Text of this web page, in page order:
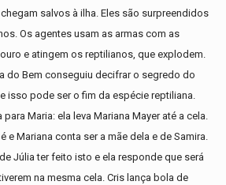
salvos à ilha. Eles são surpreendidos
Os agentes usam as armas com as
e atingem os reptilianos, que explodem.
do Bem conseguiu decifrar o segredo do
isso pode ser o fim da espécie reptiliana.
Maria: ela leva Mariana Mayer até a cela.
e Mariana conta ser a mãe dela e de Samira.
Júlia ter feito isto e ela responde que será
na mesma cela. Cris lança bola de